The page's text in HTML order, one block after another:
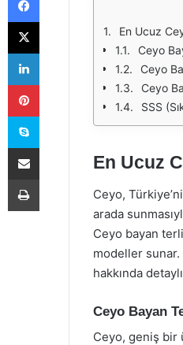
En Ucuz
Ceyo
Ceyo
Ceyo
SSS
En Ucuz
Ceyo,
arada
Ceyo bayan
modeller sunar.
hakkında
Ceyo Bayan
Ceyo, geniş bir
X
LinkedIn
Pinterest
Skype
E-Posta ile paylaş